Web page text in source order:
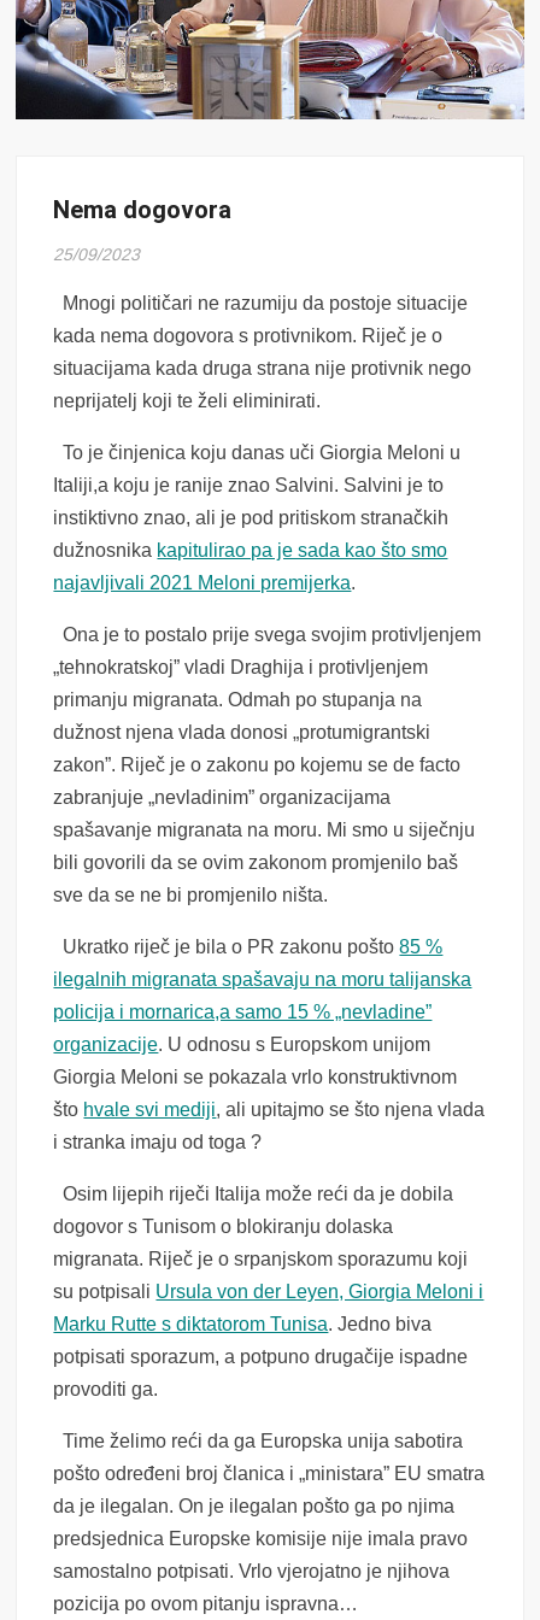
Nema dogovora
25/09/2023
Mnogi političari ne razumiju da postoje situacije
kada nema dogovora s protivnikom. Riječ je o
situacijama kada druga strana nije protivnik nego
neprijatelj koji te želi eliminirati.
To je činjenica koju danas uči Giorgia Meloni u
Italiji,a koju je ranije znao Salvini. Salvini je to
instiktivno znao, ali je pod pritiskom stranačkih
dužnosnika kapitulirao pa je sada kao što smo
najavljivali 2021 Meloni premijerka.
Ona je to postalo prije svega svojim protivljenjem
„tehnokratskoj” vladi Draghija i protivljenjem
primanju migranata. Odmah po stupanja na
dužnost njena vlada donosi „protumigrantski
zakon”. Riječ je o zakonu po kojemu se de facto
zabranjuje „nevladinim” organizacijama
spašavanje migranata na moru. Mi smo u siječnju
bili govorili da se ovim zakonom promjenilo baš
sve da se ne bi promjenilo ništa.
Ukratko riječ je bila o PR zakonu pošto85 %
ilegalnih migranata spašavaju na moru talijanska
policija i mornarica,a samo 15 % „nevladine”
organizacije. U odnosu s Europskom unijom
Giorgia Meloni se pokazala vrlo konstruktivnom
što hvale svi mediji, ali upitajmo se što njena vlada
i stranka imaju od toga ?
Osim lijepih riječi Italija može reći da je dobila
dogovor s Tunisom o blokiranju dolaska
migranata. Riječ je o srpanjskom sporazumu koji
su potpisali Ursula von der Leyen, Giorgia Meloni i
Marku Rutte s diktatorom Tunisa. Jedno biva
potpisati sporazum, a potpuno drugačije ispadne
provoditi ga.
Time želimo reći da ga Europska unija sabotira
pošto određeni broj članica i „ministara” EU smatra
da je ilegalan. On je ilegalan pošto ga po njima
predsjednica Europske komisije nije imala pravo
samostalno potpisati. Vrlo vjerojatno je njihova
pozicija po ovom pitanju ispravna…